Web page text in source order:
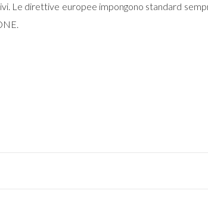
Le direttive europee impongono standard